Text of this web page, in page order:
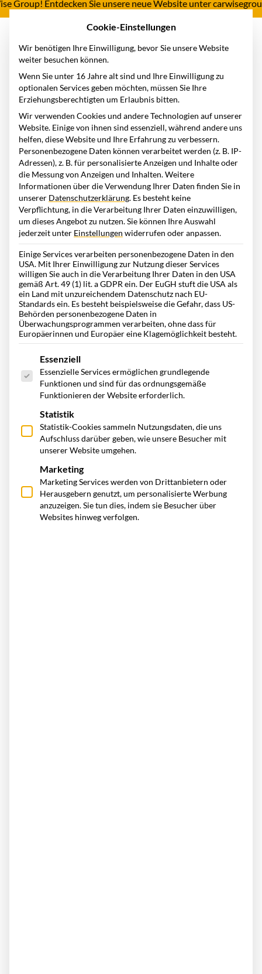
Entdecken Sie unsere neue Website unter
Cookie-Einstellungen
Wir benötigen Ihre Einwilligung, bevor Sie unsere Website
weiter besuchen können.
Wenn Sie unter 16 Jahre alt sind und Ihre Einwilligung zu
optionalen Services geben möchten, müssen Sie Ihre
Erziehungsberechtigten um Erlaubnis bitten.
Wir verwenden Cookies und andere Technologien auf unserer
Website. Einige von ihnen sind essenziell, während andere uns
helfen, diese Website und Ihre Erfahrung zu verbessern.
Personenbezogene Daten können verarbeitet werden (z. B. IP-
Adressen), z. B. für personalisierte Anzeigen und Inhalte oder
die Messung von Anzeigen und Inhalten.Weitere
Informationen über die Verwendung Ihrer Daten finden Sie in
unserer Datenschutzerklärung. Es besteht keine
Verpflichtung, in die Verarbeitung Ihrer Daten einzuwilligen,
um dieses Angebot zu nutzen.Sie können Ihre Auswahl
jederzeit unter Einstellungen widerrufen oder anpassen.
Einige Services verarbeiten personenbezogene Daten in den
USA. Mit Ihrer Einwilligung zur Nutzung dieser Services
willigen Sie auch in die Verarbeitung Ihrer Daten in den USA
gemäß Art. 49 (1) lit. a GDPR ein. Der EuGH stuft die USA als
ein Land mit unzureichendem Datenschutz nach EU-
Standards ein. Es besteht beispielsweise die Gefahr, dass US-
Behörden personenbezogene Daten in
Überwachungsprogrammen verarbeiten, ohne dass für
Europäerinnen und Europäer eine Klagemöglichkeit besteht.
Es folgt eine Liste der Service-Gruppen, für die eine
Essenziell
Essenzielle Services ermöglichen grundlegende
Funktionen und sind für das ordnungsgemäße
Funktionieren der Website erforderlich.
Statistik
Statistik-Cookies sammeln Nutzungsdaten, die uns
Aufschluss darüber geben, wie unsere Besucher mit
unserer Website umgehen.
Marketing
Marketing Services werden von Drittanbietern oder
Herausgebern genutzt, um personalisierte Werbung
anzuzeigen. Sie tun dies, indem sie Besucher über
Websites hinweg verfolgen.